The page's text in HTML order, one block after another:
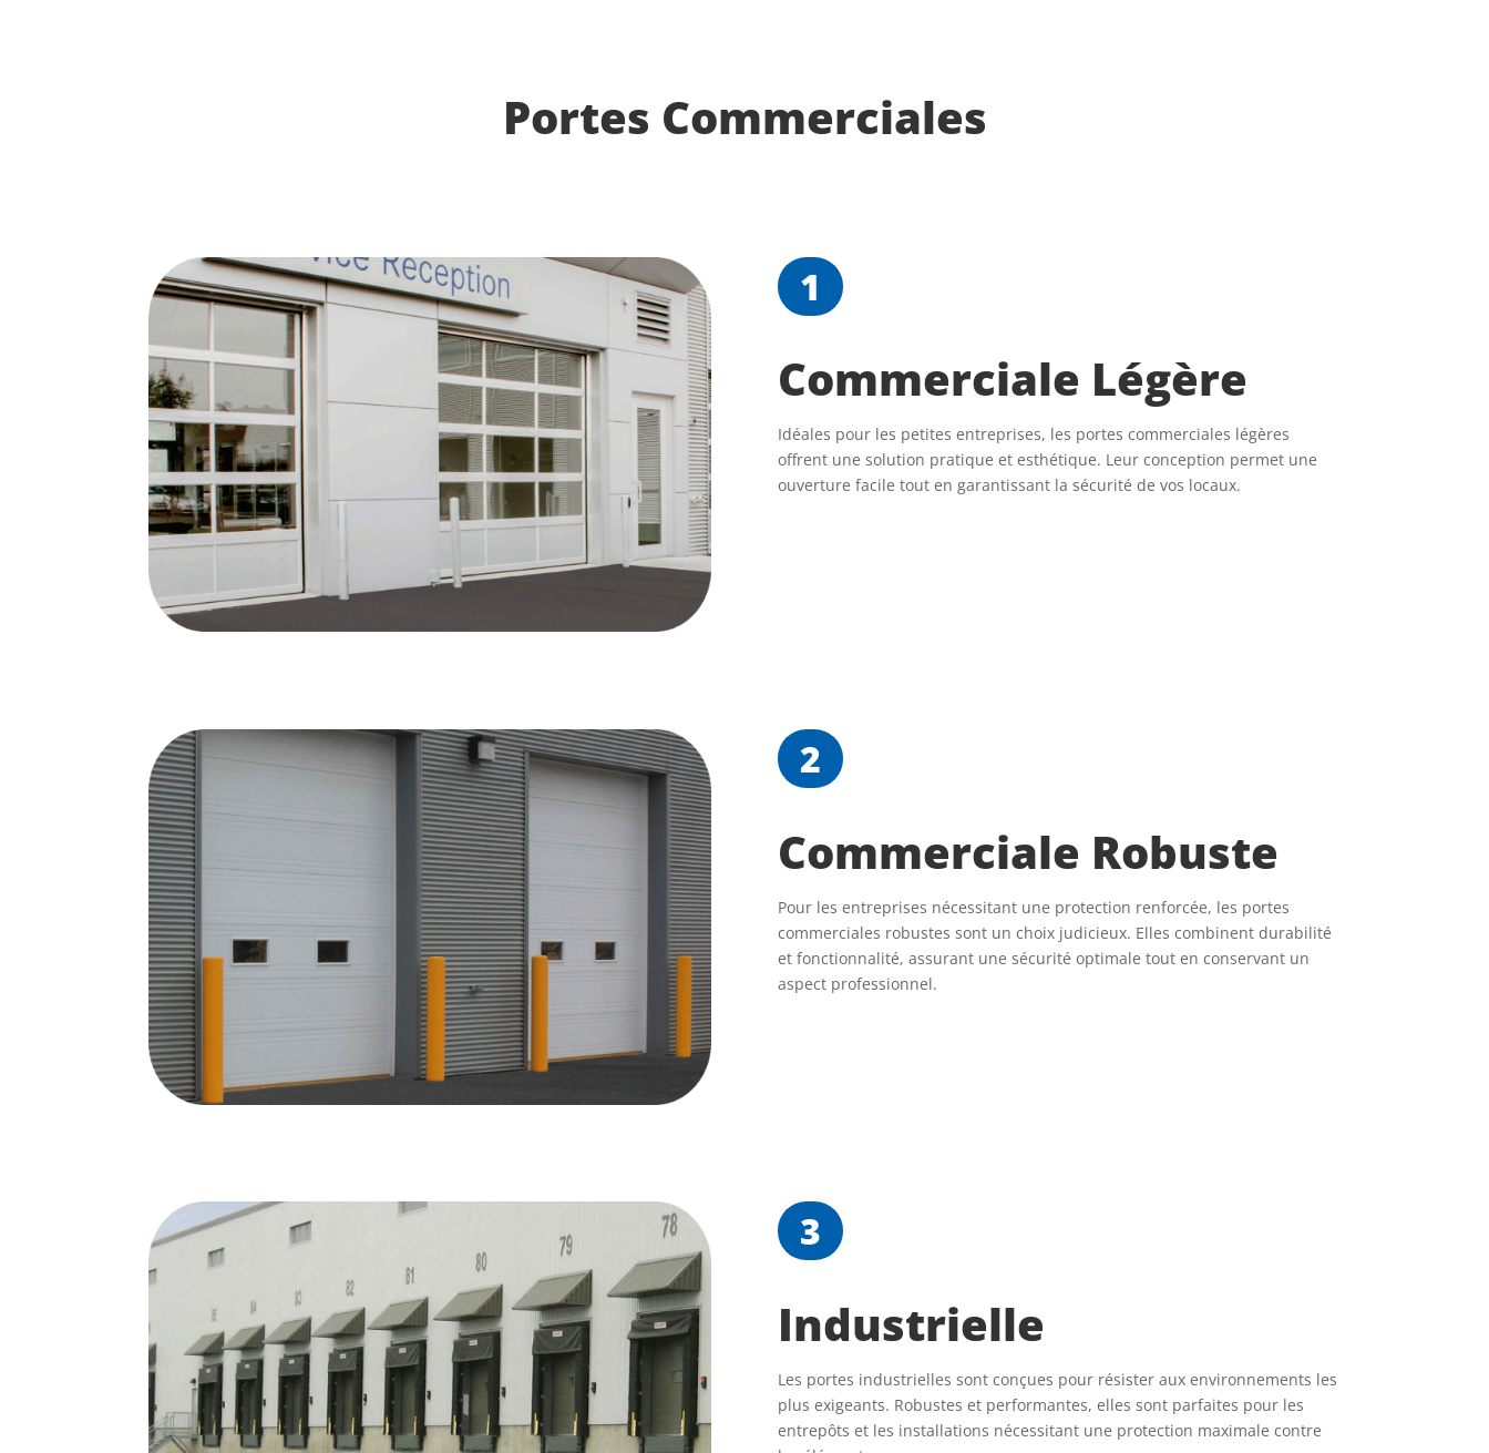
Portes Commerciales
1
Commerciale Légère
Idéales pour les petites entreprises, les portes commerciales légères
offrent une solution pratique et esthétique. Leur conception permet une
ouverture facile tout en garantissant la sécurité de vos locaux.
2
Commerciale Robuste
Pour les entreprises nécessitant une protection renforcée, les portes
commerciales robustes sont un choix judicieux. Elles combinent durabilité
et fonctionnalité, assurant une sécurité optimale tout en conservant un
aspect professionnel.
3
Industrielle
Les portes industrielles sont conçues pour résister aux environnements les
plus exigeants. Robustes et performantes, elles sont parfaites pour les
entrepôts et les installations nécessitant une protection maximale contre